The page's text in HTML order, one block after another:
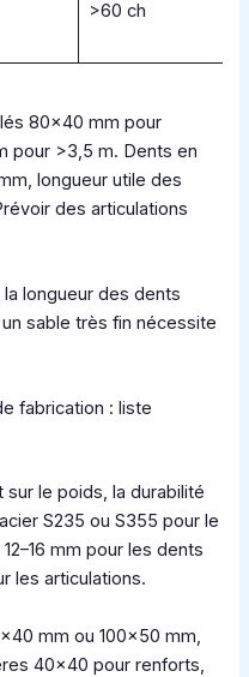
>60 ch
80×40 mm pour
pour >3,5 m. Dents en
longueur utile des
des articulations
longueur des dents
sable très fin nécessite
fabrication : liste
sur le poids, la durabilité
S235 ou S355 pour le
mm pour les dents
les articulations.
mm ou 100×50 mm,
40×40 pour renforts,